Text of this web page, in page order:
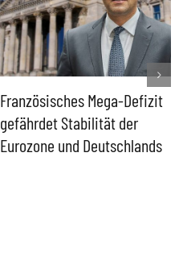
Französisches Mega-Defizit
gefährdet Stabilität der
Eurozone und Deutschlands